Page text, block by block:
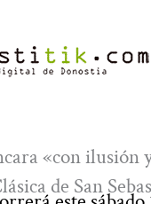
«con ilusión
de San